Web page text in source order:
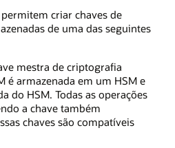
criar chaves de
de uma das seguintes
mestra de criptografia
é armazenada em um HSM e
do HSM. Todas as operações
a chave também
chaves são compatíveis